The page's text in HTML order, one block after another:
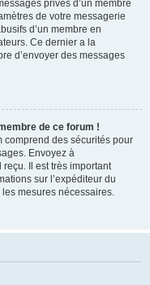
privés d’un membre
de votre messagerie
d’un membre en
Ce dernier a la
d’envoyer des messages
de ce forum !
comprend des sécurités pour
Envoyez à
reçu. Il est très important
sur l’expéditeur du
mesures nécessaires.